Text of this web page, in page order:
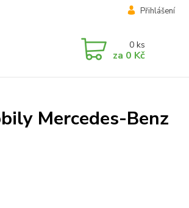
Přihlášení
0 ks
za 0 Kč
Mercedes-Benz